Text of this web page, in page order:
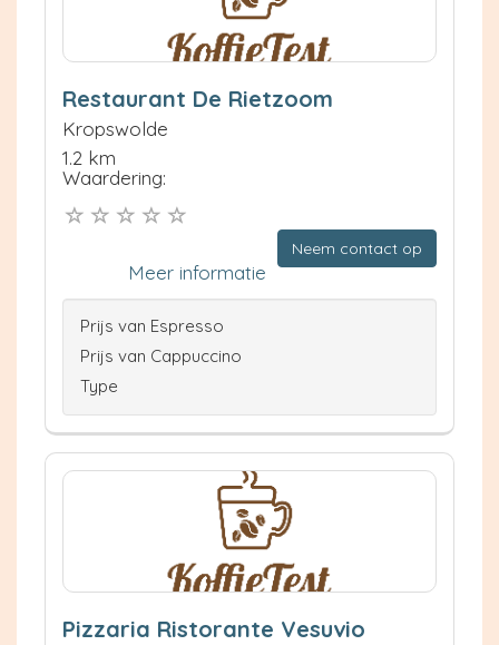
Restaurant De Rietzoom
Kropswolde
1.2 km
Waardering:
Neem contact op
Meer informatie
Prijs van Espresso
Prijs van Cappuccino
Type
Pizzaria Ristorante Vesuvio